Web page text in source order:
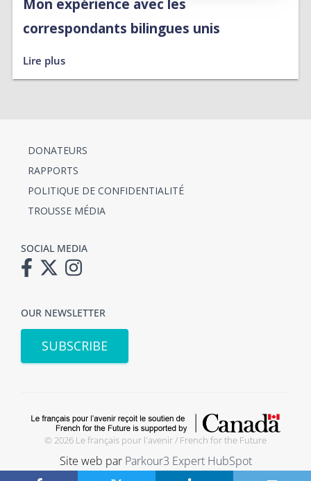
Mon expérience avec les
correspondants bilingues unis
Lire plus
DONATEURS
RAPPORTS
POLITIQUE DE CONFIDENTIALITÉ
TROUSSE MÉDIA
SOCIAL MEDIA
OUR NEWSLETTER
SUBSCRIBE
© 2026 Le français pour l'avenir / French for the Future
Site web par Parkour3 Expert HubSpot